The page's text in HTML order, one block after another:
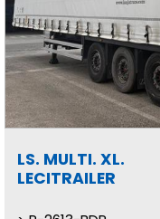
LS. MULTI. XL.
LECITRAILER